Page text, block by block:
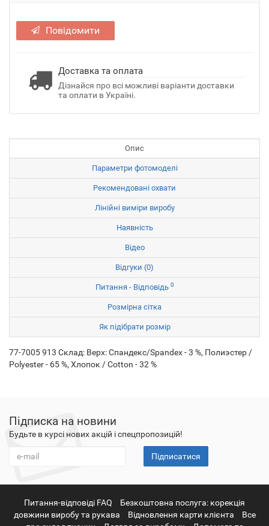
Повідомити
Доставка та оплата
Дізнайся про всі можливі варіанти доставки
та оплати в Україні.
Опис
Параметри фотомоделі
Рекомендовані охвати
Лінійні виміри виробу
Наявність
Відео
Відгуки (0)
Питання - Відповідь 0
Розмірна сітка
Як підібрати розмір
77-7005 913 Склад: Верх: Спандекс/Spandex - 3 %, Полиэстер /
Polyester - 65 %, Хлопок / Cotton - 32 %
Підписка на новини
Будьте в курсі нових акцій і спецпропозицій!
Підписатися
Питання-відповіді FAQ
Безкоштовна послуга: корекція
довжини виробу та рукава
Відновлення карти клієнта
Все